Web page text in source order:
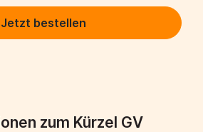
Jetzt bestellen
zum Kürzel GV